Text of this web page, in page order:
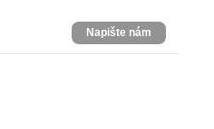
Napište nám